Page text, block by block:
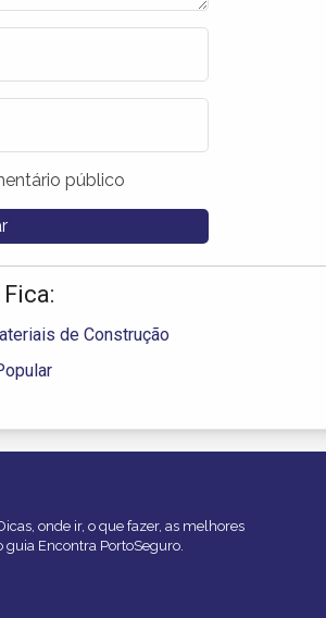
público
de Construção
onde ir, o que fazer, as melhores
Encontra PortoSeguro.